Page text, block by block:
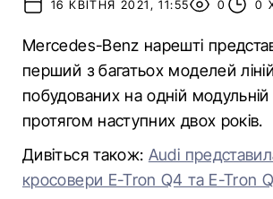
16 КВІТНЯ 2021, 11:55 0 0
Mercedes-Benz нарешті
перший з багатьох моделей
побудованих на одній модульній
протягом наступних двох років.
Дивіться також: Audi
кросовери E-Tron Q4 та E-Tron